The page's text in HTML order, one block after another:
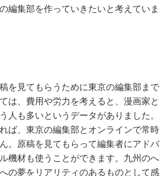
編集部を作っていきたいと考えていま
を見てもらうために東京の編集部まで
は、費用や労力を考えると、漫画家と
人も多いというデータがありました。
ば、東京の編集部とオンラインで常時
。原稿を見てもらって編集者にアドバ
機材も使うことができます。九州のへ
の夢をリアリティのあるものとして感